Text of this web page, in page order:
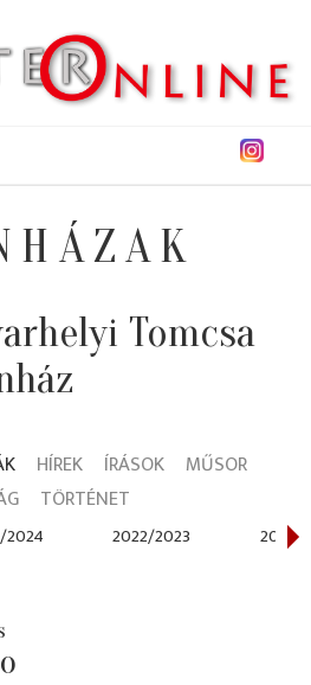
Tomcsa
HÍREK ÍRÁSOK
MŰSOR
TÖRTÉNET
2024 2022/2023 2021/